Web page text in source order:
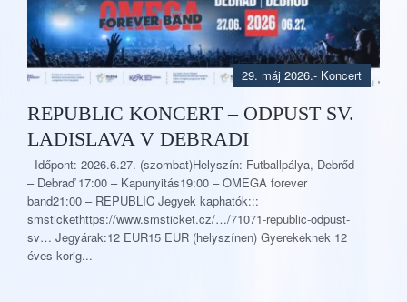
- Koncert
29. máj 2026.
REPUBLIC KONCERT – ODPUST SV.
LADISLAVA V DEBRADI
Időpont: 2026.6.27. (szombat)Helyszín: Futballpálya, Debrőd
– Debraď 17:00 – Kapunyitás19:00 – OMEGA forever
band21:00 – REPUBLIC Jegyek kaphatók:::
smstickethttps://www.smsticket.cz/…/71071-republic-odpust-
sv… Jegyárak:12 EUR15 EUR (helyszínen) Gyerekeknek 12
éves korig...